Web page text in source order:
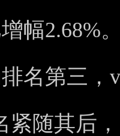
幅2.68%
名第三，
紧随其后